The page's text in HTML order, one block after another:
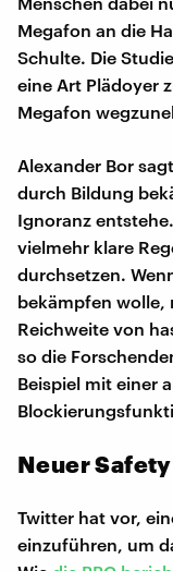
Megafon an die
Schulte. Die
eine Art Plädoyer
Megafon
Alexander Bor
durch Bildung
Ignoranz
vielmehr klare
durchsetzen.
bekämpfen wolle,
Reichweite von
so die
Beispiel mit einer
Neuer
Twitter hat vor,
einzuführen, um